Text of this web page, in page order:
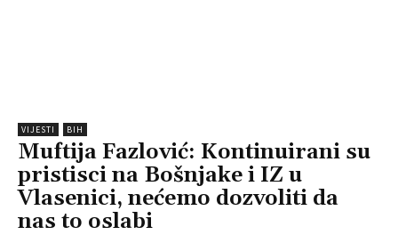
VIJESTI BIH
Muftija Fazlović: Kontinuirani su
pristisci na Bošnjake i IZ u
Vlasenici, nećemo dozvoliti da
nas to oslabi